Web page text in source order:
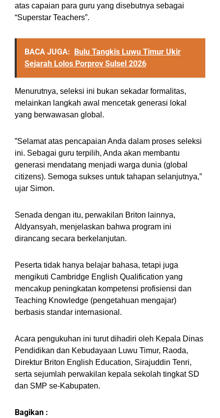
atas capaian para guru yang disebutnya sebagai
“Superstar Teachers”.
BACA JUGA: Bulu Tangkis Luwu Timur Ukir
Sejarah Lolos Porprov Sulsel 2026
Menurutnya, seleksi ini bukan sekadar formalitas,
melainkan langkah awal mencetak generasi lokal
yang berwawasan global.
‎”Selamat atas pencapaian Anda dalam proses seleksi
ini. Sebagai guru terpilih, Anda akan membantu
generasi mendatang menjadi warga dunia (global
citizens). Semoga sukses untuk tahapan selanjutnya,”
ujar Simon.
‎Senada dengan itu, perwakilan Briton lainnya,
Aldyansyah, menjelaskan bahwa program ini
dirancang secara berkelanjutan.
Peserta tidak hanya belajar bahasa, tetapi juga
mengikuti Cambridge English Qualification yang
mencakup peningkatan kompetensi profisiensi dan
Teaching Knowledge (pengetahuan mengajar)
berbasis standar internasional.
‎Acara pengukuhan ini turut dihadiri oleh Kepala Dinas
Pendidikan dan Kebudayaan Luwu Timur, Raoda,
Direktur Briton English Education, Sirajuddin Tenri,
serta sejumlah perwakilan kepala sekolah tingkat SD
dan SMP se-Kabupaten.
Bagikan :